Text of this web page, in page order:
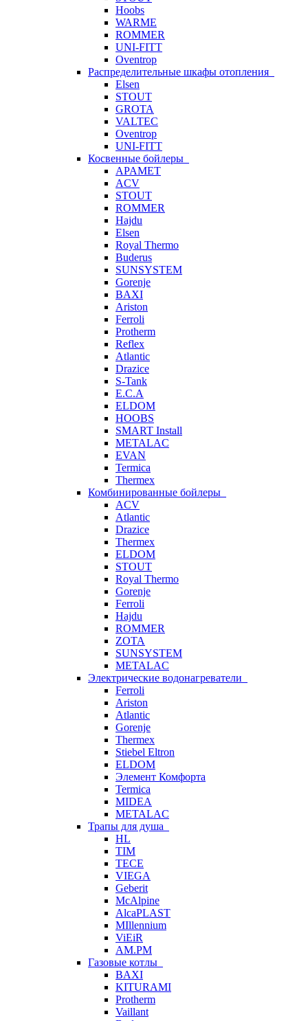
Hoobs
WARME
ROMMER
UNI-FITT
Oventrop
Распределительные шкафы отопления
Elsen
STOUT
GROTA
VALTEC
Oventrop
UNI-FITT
Косвенные бойлеры
APAMET
ACV
STOUT
ROMMER
Hajdu
Elsen
Royal Thermo
Buderus
SUNSYSTEM
Gorenje
BAXI
Ariston
Ferroli
Protherm
Reflex
Atlantic
Drazice
S-Tank
E.C.A
ELDOM
HOOBS
SMART Install
METALAC
EVAN
Termica
Thermex
Комбинированные бойлеры
ACV
Atlantic
Drazice
Thermex
ELDOM
STOUT
Royal Thermo
Gorenje
Ferroli
Hajdu
ROMMER
ZOTA
SUNSYSTEM
METALAC
Электрические водонагреватели
Ferroli
Ariston
Atlantic
Gorenje
Thermex
Stiebel Eltron
ELDOM
Элемент Комфорта
Termica
MIDEA
METALAC
Трапы для душа
HL
TIM
TECE
VIEGA
Geberit
McAlpine
AlcaPLAST
MIllennium
ViEiR
AM.PM
Газовые котлы
BAXI
KITURAMI
Protherm
Vaillant